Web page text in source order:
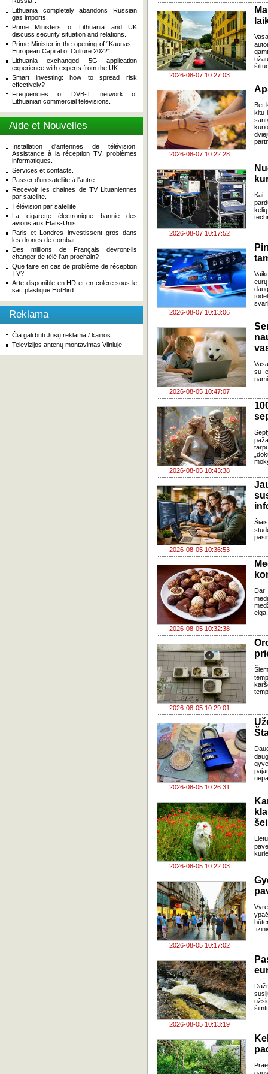
Lithuania completely abandons Russian
gas imports.
Prime Ministers of Lithuania and UK
discuss security situation and relations.
Prime Minister in the opening of “Kaunas –
European Capital of Culture 2022”.
Lithuania exchanged 5G application
experience with experts from the UK.
Smart investing: how to spread risk
effectively?
Frequencies of DVB-T network of
Lithuanian commercial televisions.
Aide et Nouvelles
Installation d'antennes de télévision.
Assistance à la réception TV, problèmes
informatiques.
Services et contacts.
Passer d'un satellite à l'autre.
Recevoir les chaines de TV Lituaniennes
par satellite.
Télévision par satellite.
La cigarette électronique bannie des
avions aux États-Unis.
Paris et Londres investissent gros dans
les drones de combat .
Des millions de Français devront-ils
changer de télé l'an prochain?
Que faire en cas de problème de réception
TV?
Arte disponible en HD et en colère sous le
sac plastique HotBird.
Reklama
Čia gali būti Jūsų reklama / kainos
Televizijos antenų montavimas Vilniuje
2026-08-07 10:27:03
2026-08-07 10:22:28
Bet
kitu
2026-08-07 10:17:52
Kai
2026-08-07 10:13:06
2026-08-05 10:47:07
su
2026-08-05 10:43:38
2026-08-05 10:36:53
2026-08-05 10:32:38
Dar
2026-08-05 10:29:01
2026-08-05 10:26:31
2026-08-05 10:22:03
2026-08-05 10:17:02
2026-08-05 10:13:19